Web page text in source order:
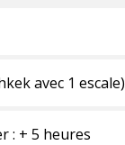
avec 1 escale)
: + 5 heures